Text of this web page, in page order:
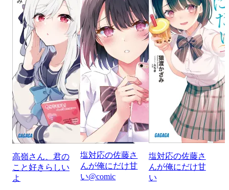
高嶺さん、君の
こと好きらしい
よ
塩対応の佐藤さ
んが俺にだけ甘
い@comic
塩対応の佐藤さ
んが俺にだけ甘
い